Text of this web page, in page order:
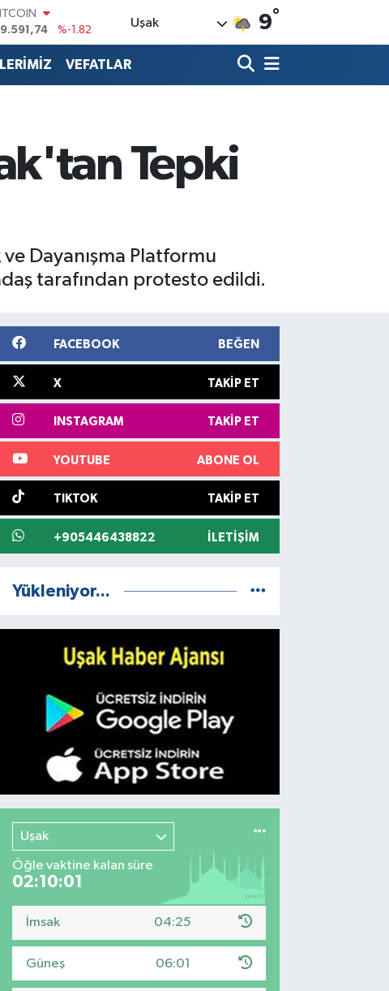
%0.02
%0.19
%0
Uşak 9°
VEFATLAR
Tepki
Dayanışma Platformu
tarafından protesto edildi.
FACEBOOK BEĞEN
X TAKIP ET
INSTAGRAM TAKIP ET
YOUTUBE ABONE OL
TIKTOK TAKIP ET
+905446438822 İLETIŞIM
Yükleniyor...
Uşak
Öğle vaktine kalan süre
02:10:00
İmsak 04:25
Güneş 06:01